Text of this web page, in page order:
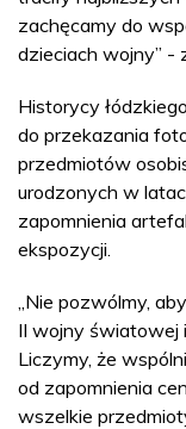
zachęcamy do
dzieciach wojny” -
Historycy
do przekazania
przedmiotów
urodzonych w
zapomnienia
ekspozycji.
„Nie pozwólmy,
II wojny światowej
Liczymy, że
od zapomnienia
wszelkie